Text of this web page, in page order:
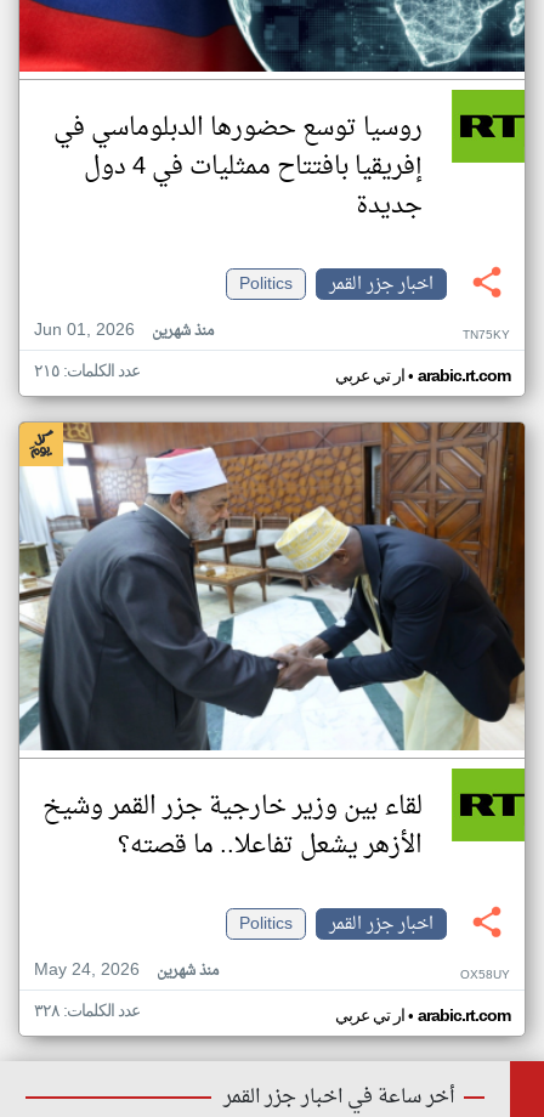
روسيا توسع حضورها الدبلوماسي في
إفريقيا بافتتاح ممثليات في 4 دول
جديدة
اخبار جزر القمر
Politics
Jun 01, 2026
منذ شهرين TN75KY
ار تي عربي• arabic.rt.com عدد الكلمات: ٢١٥
لقاء بين وزير خارجية جزر القمر وشيخ
الأزهر يشعل تفاعلا.. ما قصته؟
اخبار جزر القمر
Politics
May 24, 2026
منذ شهرين OX58UY
ار تي عربي• arabic.rt.com عدد الكلمات: ٣٢٨
أخر ساعة في اخبار جزر القمر